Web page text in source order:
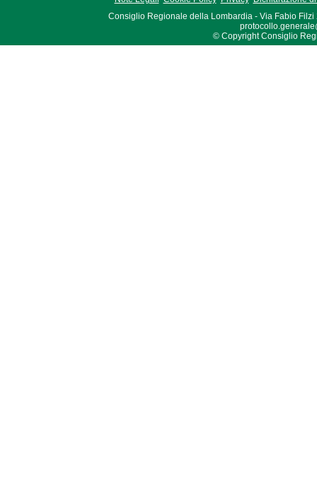
Consiglio Regionale della Lombardia - Via Fabio Filzi
© Copyright Consiglio